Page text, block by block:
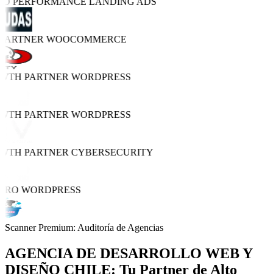
WOOCOMMERCE
PARTNERWORDPRESS
PARTNERWORDPRESS
PARTNERCYBERSECURITY
WORDPRESS
Scanner Premium: Auditoría de Agencias
AGENCIA DE DESARROLLO WEB Y
DISEÑO CHILE: Tu Partner de Alto